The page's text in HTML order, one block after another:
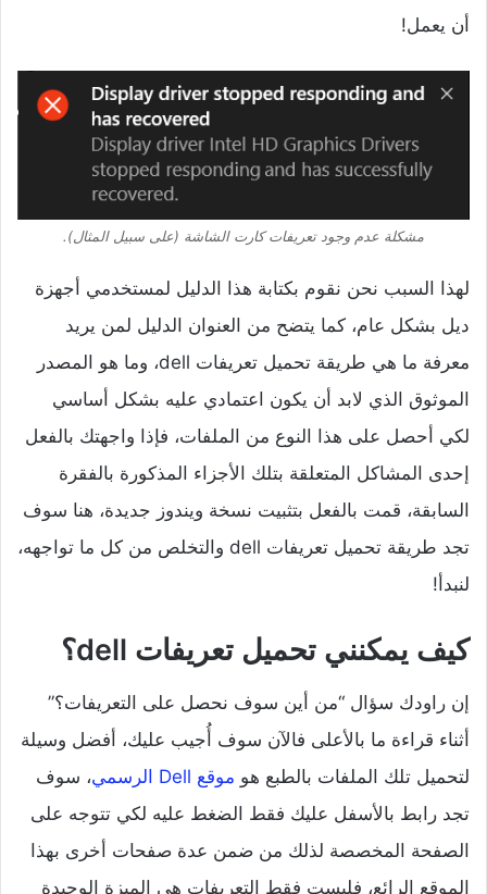
أن يعمل!
مشكلة عدم وجود تعريفات كارت الشاشة (على سبيل المثال).
لهذا السبب نحن نقوم بكتابة هذا الدليل لمستخدمي أجهزة
ديل بشكل عام، كما يتضح من العنوان الدليل لمن يريد
معرفة ما هي طريقة تحميل تعريفات dell، وما هو المصدر
الموثوق الذي لابد أن يكون اعتمادي عليه بشكل أساسي
لكي أحصل على هذا النوع من الملفات، فإذا واجهتك بالفعل
إحدى المشاكل المتعلقة بتلك الأجزاء المذكورة بالفقرة
السابقة، قمت بالفعل بتثبيت نسخة ويندوز جديدة، هنا سوف
تجد طريقة تحميل تعريفات dell والتخلص من كل ما تواجهه،
لنبدأ!
كيف يمكنني تحميل تعريفات dell؟
إن راودك سؤال “من أين سوف نحصل على التعريفات؟”
أثناء قراءة ما بالأعلى فالآن سوف أُجيب عليك، أفضل وسيلة
لتحميل تلك الملفات بالطبع هو موقع Dell الرسمي
، سوف
تجد رابط بالأسفل عليك فقط الضغط عليه لكي تتوجه على
الصفحة المخصصة لذلك من ضمن عدة صفحات أخرى بهذا
الموقع الرائع، فليست فقط التعريفات هي الميزة الوحيدة